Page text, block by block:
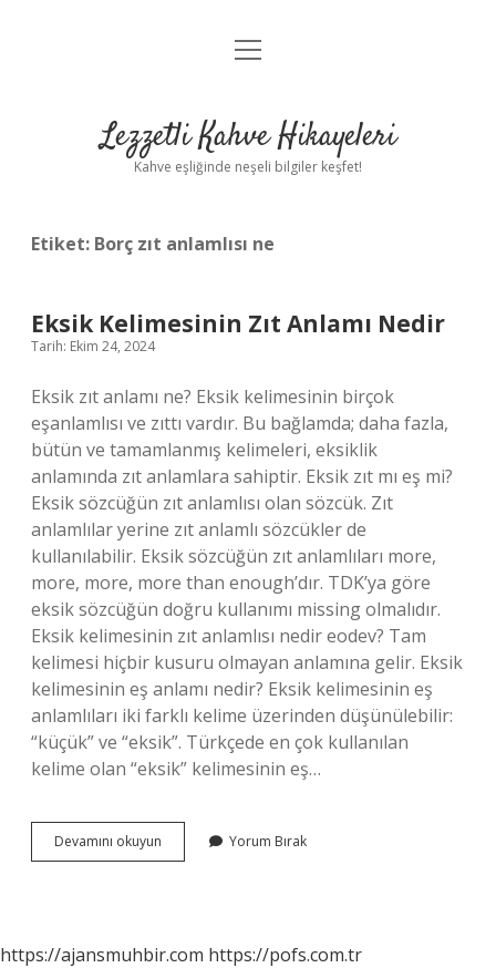
Anasayfa
Yasal Uyarı
menüyü
Lezzetli Kahve Hikayeleri
Kahve eşliğinde neşeli bilgiler keşfet!
Etiket: Borç zıt anlamlısı ne
Eksik Kelimesinin Zıt Anlamı Nedir
Tarih: Ekim 24, 2024
Eksik zıt anlamı ne? Eksik kelimesinin birçok
eşanlamlısı ve zıttı vardır. Bu bağlamda; daha fazla,
bütün ve tamamlanmış kelimeleri, eksiklik
anlamında zıt anlamlara sahiptir. Eksik zıt mı eş mi?
Eksik sözcüğün zıt anlamlısı olan sözcük. Zıt
anlamlılar yerine zıt anlamlı sözcükler de
kullanılabilir. Eksik sözcüğün zıt anlamlıları more,
more, more, more than enough’dır. TDK’ya göre
eksik sözcüğün doğru kullanımı missing olmalıdır.
Eksik kelimesinin zıt anlamlısı nedir eodev? Tam
kelimesi hiçbir kusuru olmayan anlamına gelir. Eksik
kelimesinin eş anlamı nedir? Eksik kelimesinin eş
anlamlıları iki farklı kelime üzerinden düşünülebilir:
“küçük” ve “eksik”. Türkçede en çok kullanılan
kelime olan “eksik” kelimesinin eş…
Devamını okuyun
Kelimesinin
Yorum Bırak
https://ajansmuhbir.com https://pofs.com.tr